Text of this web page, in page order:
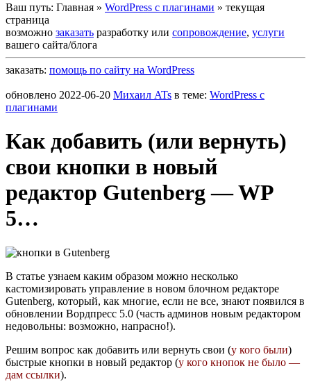
Ваш путь: Главная » WordPress c плагинами » текущая
страница
возможно заказать разработку или сопровождение, услуги
вашего сайта/блога
заказать: помощь по сайту на WordPress
обновлено 2022-06-20 Михаил ATs в теме: WordPress c
плагинами
Как добавить (или вернуть)
свои кнопки в новый
редактор Gutenberg — WP
5…
В статье узнаем каким образом можно несколько
кастомизировать управление в новом блочном редакторе
Gutenberg, который, как многие, если не все, знают появился в
обновлении Вордпресс 5.0 (часть админов новым редактором
недовольны: возможно, напрасно!).
Решим вопрос как добавить или вернуть свои (у кого были)
быстрые кнопки в новый редактор (у кого кнопок не было —
дам ссылки).